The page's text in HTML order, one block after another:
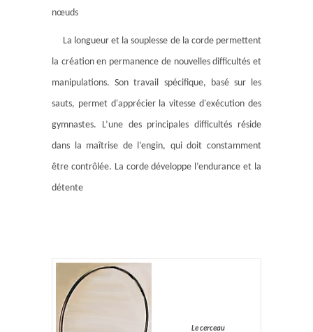
nœuds
La longueur et la souplesse de la corde permettent
la création en permanence de nouvelles difficultés et
manipulations. Son travail spécifique, basé sur les
sauts, permet d'apprécier la vitesse d'exécution des
gymnastes. L’une des principales difficultés réside
dans la maîtrise de l’engin, qui doit constamment
être contrôlée. La corde développe l’endurance et la
détente
Le cerceau